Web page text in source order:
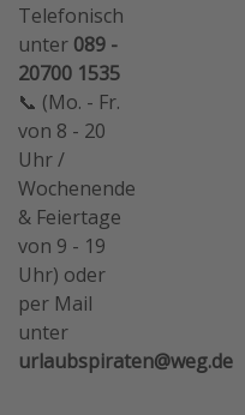
Telefonisch
unter 089 -
20700 1535
📞 (Mo. - Fr.
von 8 - 20
Uhr /
Wochenende
& Feiertage
von 9 - 19
Uhr) oder
per Mail
unter
urlaubspiraten@weg.de